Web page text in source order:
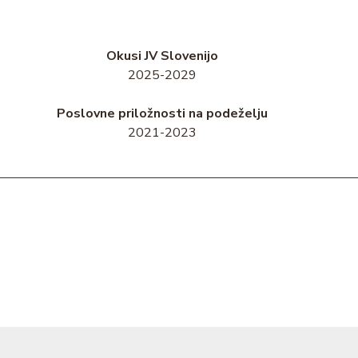
Okusi JV Slovenijo
2025-2029
Poslovne priložnosti na podeželju
2021-2023